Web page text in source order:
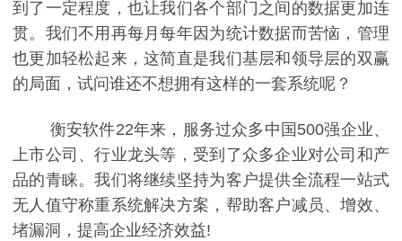
到了一定程度，也让我们各个部门之间的数据更加连
贯。我们不用再每月每年因为统计数据而苦恼，管理
也更加轻松起来，这简直是我们基层和领导层的双赢
的局面，试问谁还不想拥有这样的一套系统呢？
衡安软件22年来，服务过众多中国500强企业、
上市公司、行业龙头等，受到了众多企业对公司和产
品的青睐。我们将继续坚持为客户提供全流程一站式
无人值守称重系统解决方案，帮助客户减员、增效、
堵漏洞，提高企业经济效益!